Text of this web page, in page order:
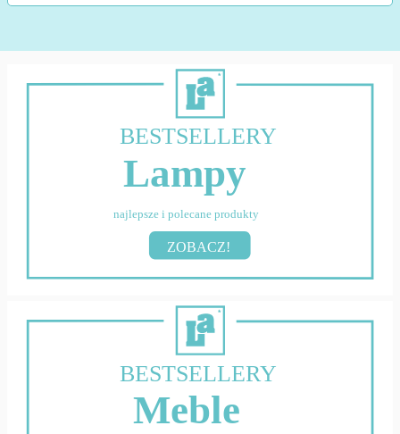
BESTSELLERY
Lampy
najlepsze i polecane produkty
ZOBACZ!
BESTSELLERY
Meble